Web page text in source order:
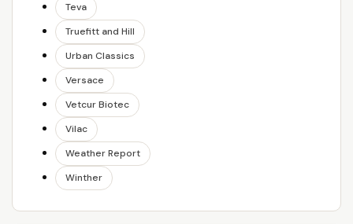
Teva
Truefitt and Hill
Urban Classics
Versace
Vetcur Biotec
Vilac
Weather Report
Winther